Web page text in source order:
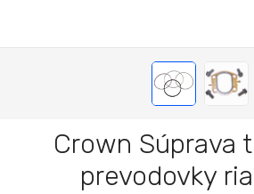
Crown Súprava
prevodovky